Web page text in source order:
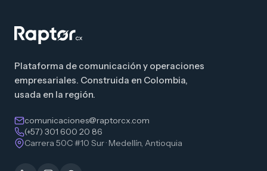
Plataforma de comunicación y operaciones
empresariales. Construida en Colombia,
usada en la región.
comunicaciones@raptorcx.com
(+57) 301 600 20 86
Carrera 50C #10 Sur · Medellín, Antioquia